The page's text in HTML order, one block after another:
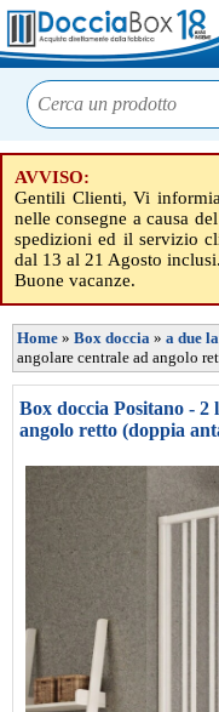
AVVISO:
Gentili Clienti, Vi
nelle consegne a causa
spedizioni ed il servizio
dal 13 al 21 Agosto inclusi.
Buone vacanze.
Home » Box doccia » a due
angolare centrale ad angolo
Box doccia Positano -
angolo retto (doppia